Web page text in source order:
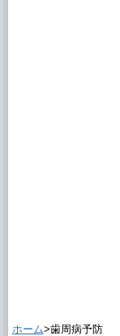
ホーム>歯周病予防